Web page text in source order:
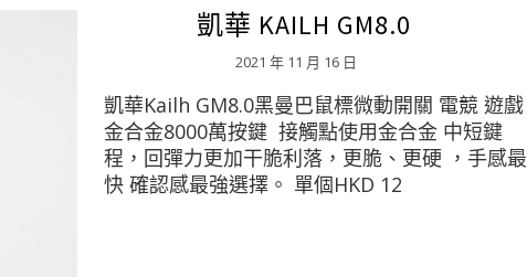
凱華 KAILH GM8.0
2021 年 11 月 16 日
凱華Kailh GM8.0黑曼巴鼠標微動開關 電競 遊戲
金合金8000萬按鍵 接觸點使用金合金 中短鍵
程，回彈力更加干脆利落，更脆、更硬 ，手感最
快 確認感最強選擇。 單個HKD 12